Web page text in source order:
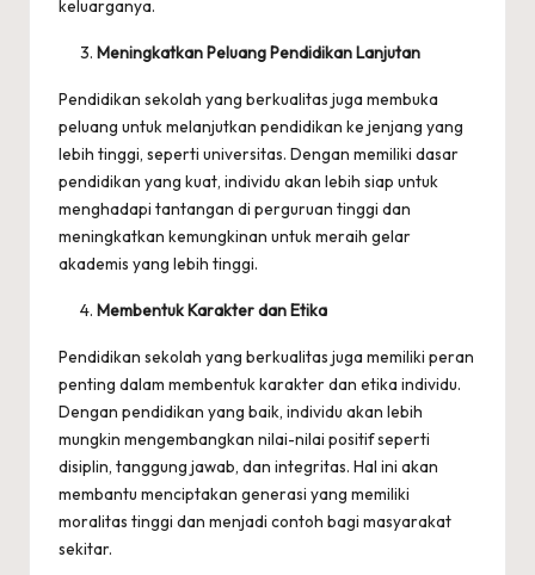
keluarganya.
Meningkatkan Peluang Pendidikan Lanjutan
Pendidikan sekolah yang berkualitas juga membuka
peluang untuk melanjutkan pendidikan ke jenjang yang
lebih tinggi, seperti universitas. Dengan memiliki dasar
pendidikan yang kuat, individu akan lebih siap untuk
menghadapi tantangan di perguruan tinggi dan
meningkatkan kemungkinan untuk meraih gelar
akademis yang lebih tinggi.
Membentuk Karakter dan Etika
Pendidikan sekolah yang berkualitas juga memiliki peran
penting dalam membentuk karakter dan etika individu.
Dengan pendidikan yang baik, individu akan lebih
mungkin mengembangkan nilai-nilai positif seperti
disiplin, tanggung jawab, dan integritas. Hal ini akan
membantu menciptakan generasi yang memiliki
moralitas tinggi dan menjadi contoh bagi masyarakat
sekitar.